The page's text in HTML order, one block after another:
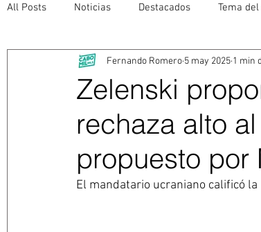
All Posts Noticias Destacados Tema
Entérate Deportes La
Ayuntamiento de Los Cabos Informa
Zelenski
rechaza alto
propuesto por
Fernando Romero 5 may 2025 1 min
El mandatario ucraniano calificó